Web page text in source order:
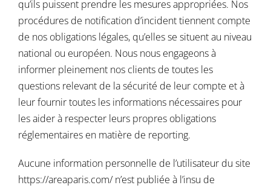
qu’ils puissent prendre les mesures appropriées. Nos
procédures de notification d’incident tiennent compte
de nos obligations légales, qu’elles se situent au niveau
national ou européen. Nous nous engageons à
informer pleinement nos clients de toutes les
questions relevant de la sécurité de leur compte et à
leur fournir toutes les informations nécessaires pour
les aider à respecter leurs propres obligations
réglementaires en matière de reporting.
Aucune information personnelle de l’utilisateur du site
https://areaparis.com/n’est publiée à l’insu de